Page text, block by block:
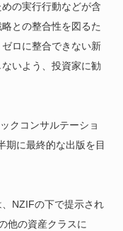
の実行行動などが含
との整合性を図るた
ロに整合できない新
いよう、投資家に勧
クコンサルテーショ
期に最終的な出版を目
NZIFの下で提示され
他の資産クラスに